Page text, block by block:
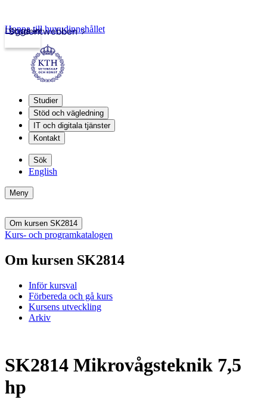
Studentwebben
Logga in
Hoppa till huvudinnehållet
Studier
Stöd och vägledning
IT och digitala tjänster
Kontakt
Sök
English
Meny
Om kursen SK2814
Kurs- och programkatalogen
Om kursen SK2814
Inför kursval
Förbereda och gå kurs
Kursens utveckling
Arkiv
SK2814 Mikrovågsteknik 7,5
hp